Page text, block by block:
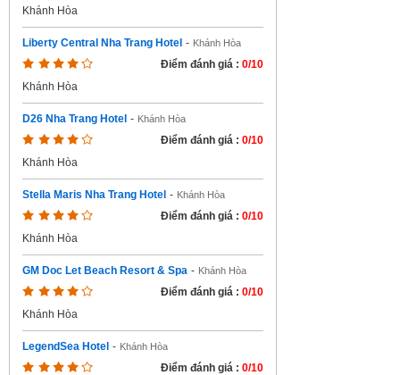
Khánh Hòa
Liberty Central Nha Trang Hotel - Khánh Hòa
Điểm đánh giá : 0/10
Khánh Hòa
D26 Nha Trang Hotel - Khánh Hòa
Điểm đánh giá : 0/10
Khánh Hòa
Stella Maris Nha Trang Hotel - Khánh Hòa
Điểm đánh giá : 0/10
Khánh Hòa
GM Doc Let Beach Resort & Spa - Khánh Hòa
Điểm đánh giá : 0/10
Khánh Hòa
LegendSea Hotel - Khánh Hòa
Điểm đánh giá : 0/10